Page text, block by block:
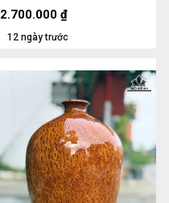
12 ngày trước
2.700.000 ₫